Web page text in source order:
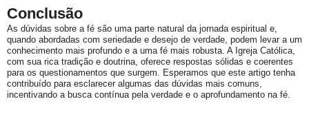
Conclusão
As dúvidas sobre a fé são uma parte natural da jornada espiritual e,
quando abordadas com seriedade e desejo de verdade, podem levar a um
conhecimento mais profundo e a uma fé mais robusta. A Igreja Católica,
com sua rica tradição e doutrina, oferece respostas sólidas e coerentes
para os questionamentos que surgem. Esperamos que este artigo tenha
contribuído para esclarecer algumas das dúvidas mais comuns,
incentivando a busca contínua pela verdade e o aprofundamento na fé.